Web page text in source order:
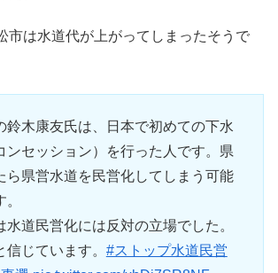
市は水道代が上がってしまったそうで
鈴木康友氏は、日本で初めての下水
ンセッション）を行った人です。県
ら県営水道を民営化してしまう可能
水道民営化には反対の立場でした。
じています。 #ストップ水道民営